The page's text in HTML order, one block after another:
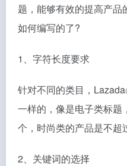
题，能够有效的提高产品
如何编写的了?
1、字符长度要求
针对不同的类目， Lazada
一样的，像是电子类标
个，时尚类的产品是不超
2、关键词的选择